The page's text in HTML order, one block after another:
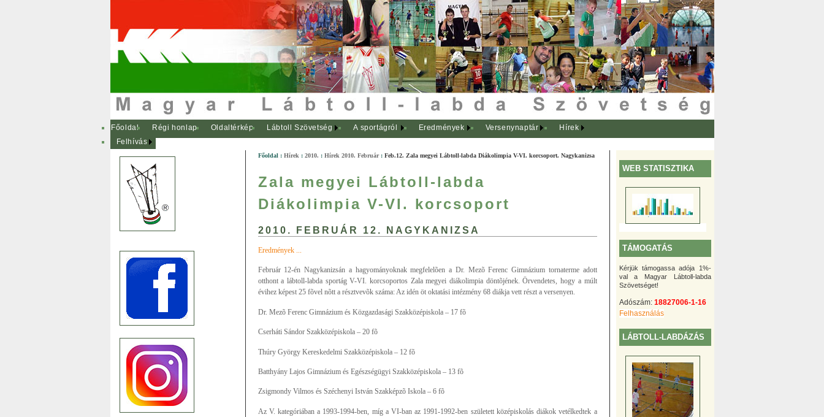
Főoldal Régi honlap Oldaltérkép Lábtoll Szövetség A sportágról Eredmények Versenynaptár
Hírek
Felhívás
WEB STATISZTIKA
TÁMOGATÁS
Kérjük támogassa adója 1%-
val a Magyar Lábtoll-labda
Szövetséget!
Adószám: 18827006-1-16
Felhasználás
LÁBTOLL-LABDÁZÁS
Főoldal: Hírek : 2010. : Hírek 2010. Február: Feb.12. Zala megyei Lábtoll-labda Diákolimpia V-VI. korcsoport. Nagykanizsa
Zala megyei Lábtoll-labda
Diákolimpia V-VI. korcsoport
2010. FEBRUÁR 12. NAGYKANIZSA
Eredmények ...
Február 12-én Nagykanizsán a hagyományoknak megfelelõen a Dr. Mezõ Ferenc Gimnázium tornaterme adott
otthont a lábtoll-labda sportág V-VI. korcsoportos Zala megyei diákolimpia döntõjének. Örvendetes, hogy a múlt
évihez képest 25 fõvel nõtt a résztvevõk száma: Az idén öt oktatási intézmény 68 diákja vett részt a versenyen.
Dr. Mezõ Ferenc Gimnázium és Közgazdasági Szakközépiskola – 17 fõ
Cserháti Sándor Szakközépiskola – 20 fõ
Thúry György Kereskedelmi Szakközépiskola – 12 fõ
Batthyány Lajos Gimnázium és Egészségügyi Szakközépiskola – 13 fõ
Zsigmondy Vilmos és Széchenyi István Szakképzõ Iskola – 6 fõ
Az V. kategóriában a 1993-1994-ben, míg a VI-ban az 1991-1992-ben született középiskolás diákok vetélkedtek a